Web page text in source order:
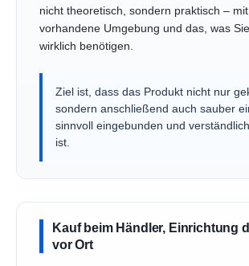
nicht theoretisch, sondern praktisch –
vorhandene Umgebung und das, was
wirklich benötigen.
Ziel ist, dass das Produkt nicht nur
sondern anschließend auch sauber
sinnvoll eingebunden und
ist.
Kauf beim Händler, Einrichtung
vor Ort